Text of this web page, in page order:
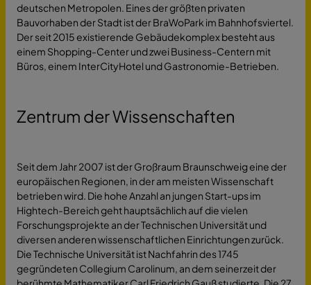
deutschen Metropolen. Eines der größten privaten
Bauvorhaben der Stadt ist der BraWoPark im Bahnhofsviertel.
Der seit 2015 existierende Gebäudekomplex besteht aus
einem Shopping-Center und zwei Business-Centern mit
Büros, einem InterCityHotel und Gastronomie-Betrieben.
Zentrum der Wissenschaften
Seit dem Jahr 2007 ist der Großraum Braunschweig eine der
europäischen Regionen, in der am meisten Wissenschaft
betrieben wird. Die hohe Anzahl an jungen Start-ups im
Hightech-Bereich geht hauptsächlich auf die vielen
Forschungsprojekte an der Technischen Universität und
diversen anderen wissenschaftlichen Einrichtungen zurück.
Die Technische Universität ist Nachfahrin des 1745
gegründeten Collegium Carolinum, an dem seinerzeit der